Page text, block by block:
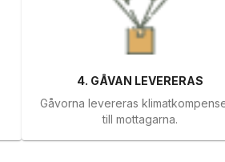
4. GÅVAN LEVERERAS
Gåvorna levereras
till mottagarna.